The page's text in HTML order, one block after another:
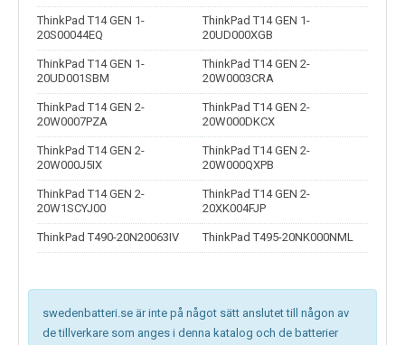
ThinkPad T14 GEN 1-
20S00044EQ
ThinkPad T14 GEN 1-
20UD000XGB
ThinkPad T14 GEN 1-
20UD001SBM
ThinkPad T14 GEN 2-
20W0003CRA
ThinkPad T14 GEN 2-
20W0007PZA
ThinkPad T14 GEN 2-
20W000DKCX
ThinkPad T14 GEN 2-
20W000J5IX
ThinkPad T14 GEN 2-
20W000QXPB
ThinkPad T14 GEN 2-
20W1SCYJ00
ThinkPad T14 GEN 2-
20XK004FJP
ThinkPad T490-20N20063IV ThinkPad T495-20NK000NML
swedenbatteri.se är inte på något sätt anslutet till någon av
de tillverkare som anges i denna katalog och de batterier